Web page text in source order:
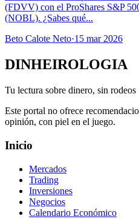
(FDVV) con el ProShares S&P
(NOBL). ¿Sabes qué...
Beto Calote Neto·15 mar 2026
DINHEIROLOGIA
Tu lectura sobre dinero, sin rodeos
Este portal no ofrece
opinión, con piel en el juego.
Inicio
Mercados
Trading
Inversiones
Negocios
Calendario Económico